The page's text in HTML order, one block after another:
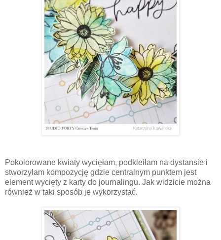
Pokolorowane kwiaty wycięłam, podkleiłam na dystansie i
stworzyłam kompozycję gdzie centralnym punktem jest
element wycięty z karty do journalingu. Jak widzicie można
również w taki sposób je wykorzystać.